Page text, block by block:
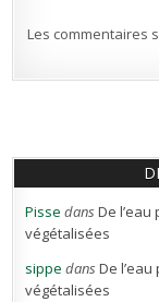
Les commentaires
Pisse dansDe
végétalisées
sippe dansDe
végétalisées